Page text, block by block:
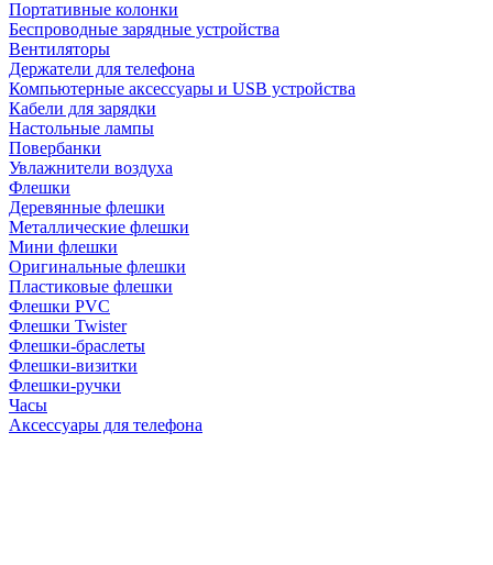
Портативные колонки
Беспроводные зарядные устройства
Вентиляторы
Держатели для телефона
Компьютерные аксессуары и USB устройства
Кабели для зарядки
Настольные лампы
Повербанки
Увлажнители воздуха
Флешки
Деревянные флешки
Металлические флешки
Мини флешки
Оригинальные флешки
Пластиковые флешки
Флешки PVC
Флешки Twister
Флешки-браслеты
Флешки-визитки
Флешки-ручки
Часы
Аксессуары для телефона